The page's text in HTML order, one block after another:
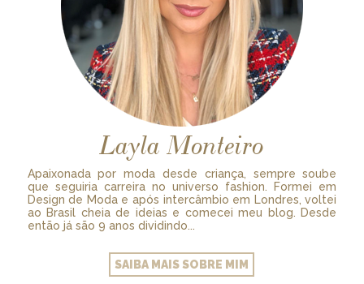
Layla Monteiro
Apaixonada por moda desde criança, sempre soube
que seguiria carreira no universo fashion. Formei em
Design de Moda e após intercâmbio em Londres, voltei
ao Brasil cheia de ideias e comecei meu blog. Desde
então já são 9 anos dividindo...
SAIBA MAIS SOBRE MIM